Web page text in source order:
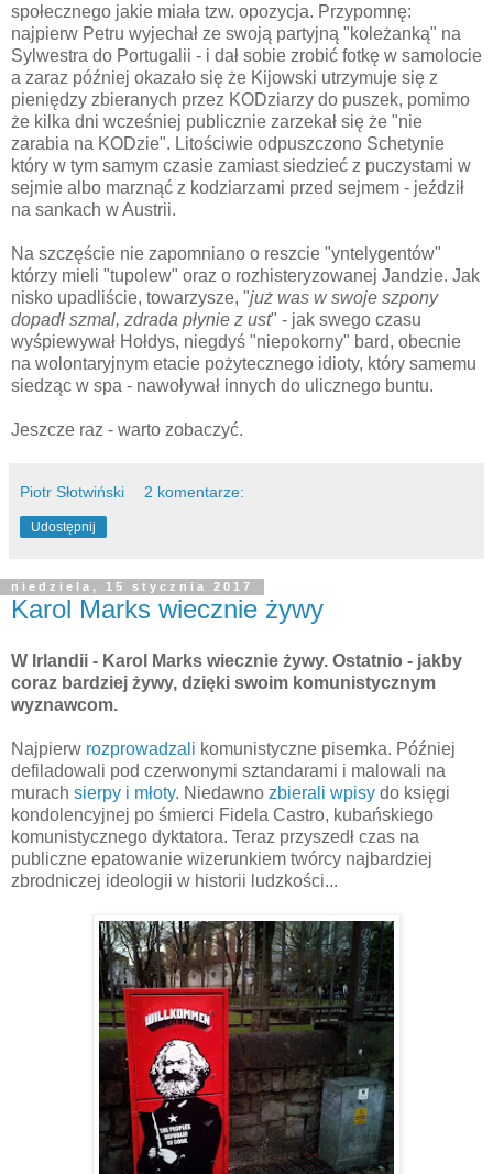
społecznego jakie miała tzw. opozycja. Przypomnę:
najpierw Petru wyjechał ze swoją partyjną "koleżanką" na
Sylwestra do Portugalii - i dał sobie zrobić fotkę w samolocie
a zaraz później okazało się że Kijowski utrzymuje się z
pieniędzy zbieranych przez KODziarzy do puszek, pomimo
że kilka dni wcześniej publicznie zarzekał się że "nie
zarabia na KODzie". Litościwie odpuszczono Schetynie
który w tym samym czasie zamiast siedzieć z puczystami w
sejmie albo marznąć z kodziarzami przed sejmem - jeździł
na sankach w Austrii.
Na szczęście nie zapomniano o reszcie "yntelygentów"
którzy mieli "tupolew" oraz o rozhisteryzowanej Jandzie. Jak
nisko upadliście, towarzysze, "już was w swoje szpony
dopadł szmal, zdrada płynie z ust" - jak swego czasu
wyśpiewywał Hołdys, niegdyś "niepokorny" bard, obecnie
na wolontaryjnym etacie pożytecznego idioty, który samemu
siedząc w spa - nawoływał innych do ulicznego buntu.
Jeszcze raz - warto zobaczyć.
Piotr Słotwiński 2 komentarze:
Udostępnij
niedziela, 15 stycznia 2017
Karol Marks wiecznie żywy
W Irlandii - Karol Marks wiecznie żywy. Ostatnio - jakby
coraz bardziej żywy, dzięki swoim komunistycznym
wyznawcom.
Najpierw rozprowadzali komunistyczne pisemka. Później
defiladowali pod czerwonymi sztandarami i malowali na
murach sierpy i młoty. Niedawno zbierali wpisy do księgi
kondolencyjnej po śmierci Fidela Castro, kubańskiego
komunistycznego dyktatora. Teraz przyszedł czas na
publiczne epatowanie wizerunkiem twórcy najbardziej
zbrodniczej ideologii w historii ludzkości...